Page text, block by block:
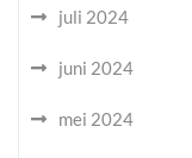
juli 2024
juni 2024
mei 2024